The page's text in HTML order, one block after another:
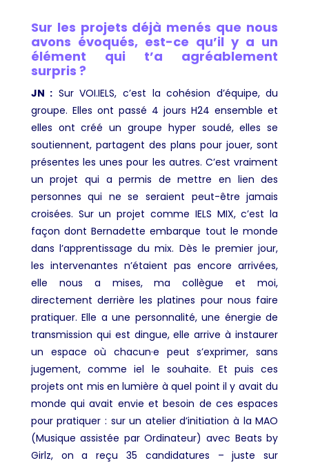
Sur les projets déjà menés que nous
avons évoqués, est-ce qu’il y a un
élément qui t’a agréablement
surpris ?
JN : Sur VOI.IELS, c’est la cohésion d’équipe, du
groupe. Elles ont passé 4 jours H24 ensemble et
elles ont créé un groupe hyper soudé, elles se
soutiennent, partagent des plans pour jouer, sont
présentes les unes pour les autres. C’est vraiment
un projet qui a permis de mettre en lien des
personnes qui ne se seraient peut-être jamais
croisées. Sur un projet comme IELS MIX, c’est la
façon dont Bernadette embarque tout le monde
dans l’apprentissage du mix. Dès le premier jour,
les intervenantes n’étaient pas encore arrivées,
elle nous a mises, ma collègue et moi,
directement derrière les platines pour nous faire
pratiquer. Elle a une personnalité, une énergie de
transmission qui est dingue, elle arrive à instaurer
un espace où chacun·e peut s’exprimer, sans
jugement, comme iel le souhaite. Et puis ces
projets ont mis en lumière à quel point il y avait du
monde qui avait envie et besoin de ces espaces
pour pratiquer : sur un atelier d’initiation à la MAO
(Musique assistée par Ordinateur) avec Beats by
Girlz, on a reçu 35 candidatures – juste sur